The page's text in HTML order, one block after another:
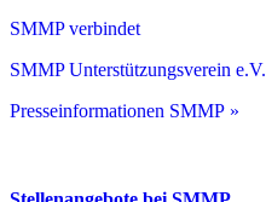
SMMP verbindet
SMMP Unterstützungsverein e.V.
Presseinformationen SMMP »